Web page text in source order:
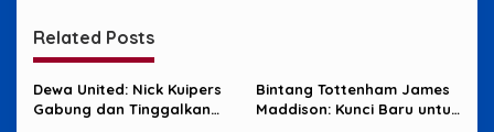
Related Posts
Dewa United: Nick Kuipers
Gabung dan Tinggalkan
Bintang Tottenham James
Maddison: Kunci Baru untuk